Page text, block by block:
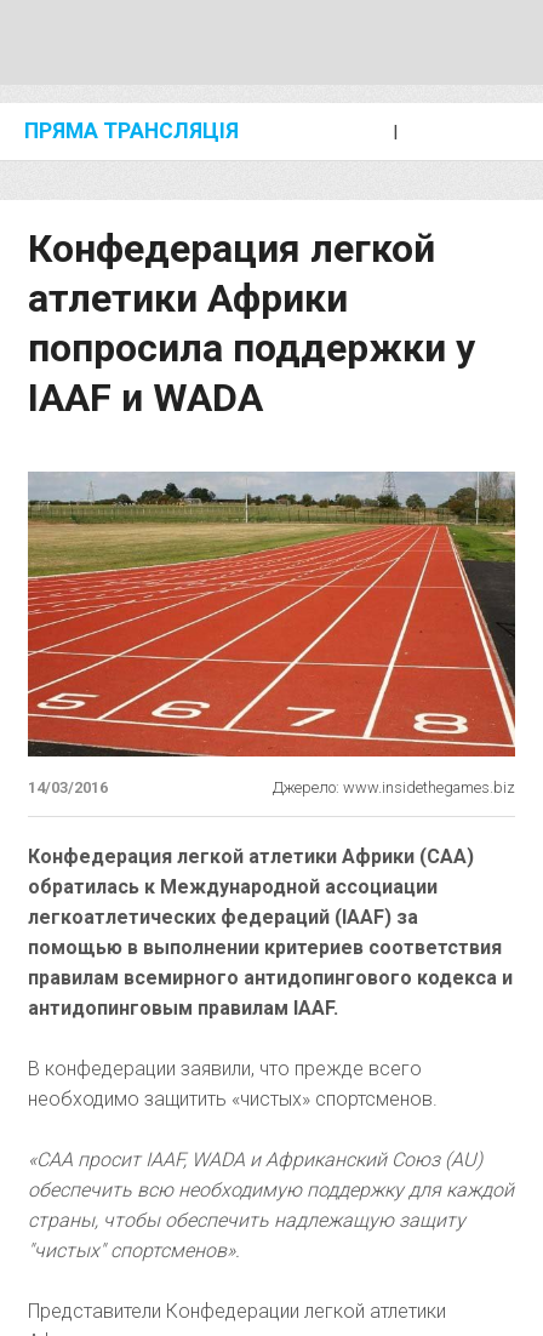
ПРЯМА ТРАНСЛЯЦІЯ I
Конфедерация легкой
атлетики Африки
попросила поддержки у
IAAF и WADA
14/03/2016 Джерело: www.insidethegames.biz
Конфедерация легкой атлетики Африки (CAA)
обратилась к Международной ассоциации
легкоатлетических федераций (IAAF) за
помощью в выполнении критериев соответствия
правилам всемирного антидопингового кодекса и
антидопинговым правилам IAAF.
В конфедерации заявили, что прежде всего
необходимо защитить «чистых» спортсменов.
«САА просит IAAF, WADA и Африканский Союз (AU)
обеспечить всю необходимую поддержку для каждой
страны, чтобы обеспечить надлежащую защиту
"чистых" спортсменов».
Представители Конфедерации легкой атлетики